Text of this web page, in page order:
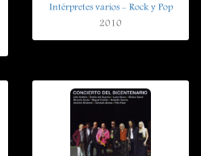
Intérpretes varios - Rock y Pop
2010